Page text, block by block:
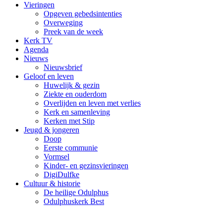
Vieringen
Opgeven gebedsintenties
Overweging
Preek van de week
Kerk TV
Agenda
Nieuws
Nieuwsbrief
Geloof en leven
Huwelijk & gezin
Ziekte en ouderdom
Overlijden en leven met verlies
Kerk en samenleving
Kerken met Stip
Jeugd & jongeren
Doop
Eerste communie
Vormsel
Kinder- en gezinsvieringen
DigiDulfke
Cultuur & historie
De heilige Odulphus
Odulphuskerk Best